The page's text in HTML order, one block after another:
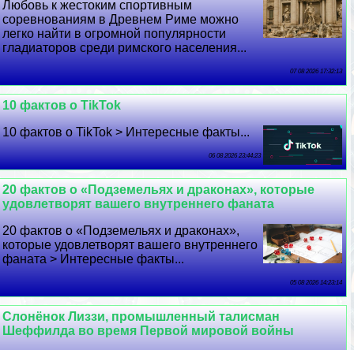
Любовь к жестоким спортивным
соревнованиям в Древнем Риме можно
легко найти в огромной популярности
гладиаторов среди римского населения...
07 08 2026 17:32:13
10 фактов о TikTok
10 фактов о TikTok > Интересные факты...
06 08 2026 23:44:23
20 фактов о «Подземельях и дpaконах», которые
удовлетворят вашего внутреннего фаната
20 фактов о «Подземельях и дpaконах»,
которые удовлетворят вашего внутреннего
фаната > Интересные факты...
05 08 2026 14:23:14
Слонёнок Лиззи, промышленный талисман
Шеффилда во время Первой мировой войны